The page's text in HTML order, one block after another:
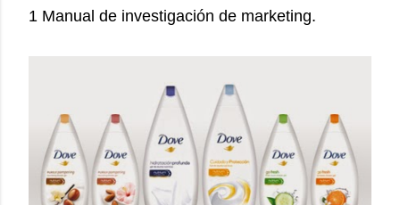
1 Manual de investigación de marketing.